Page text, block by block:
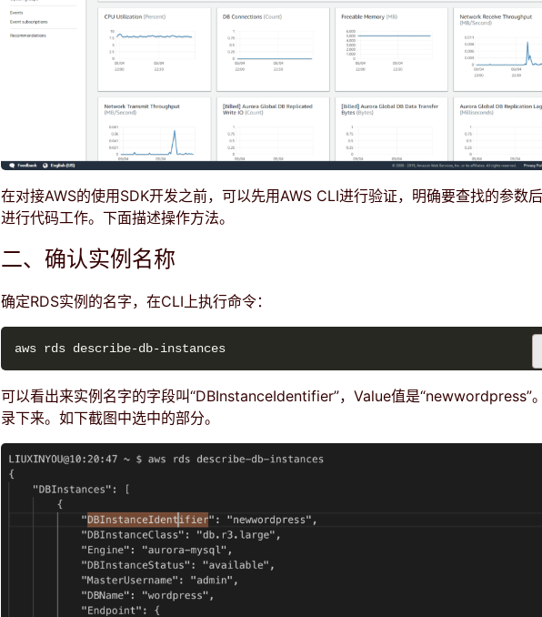
在对接AWS的使用SDK开发之前，可以先用AWS CLI进行验证，明确要查找的参数
进行代码工作。下面描述操作方法。
二、确认实例名称
确定RDS实例的名字，在CLI上执行命令：
可以看出来实例名字的字段叫“DBInstanceIdentifier”，Value值是“newwordpress”
录下来。如下截图中选中的部分。